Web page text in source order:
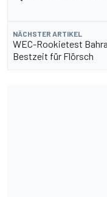
NÄCHSTER ARTIKEL
WEC-Rookietest
Bestzeit für Flörsch